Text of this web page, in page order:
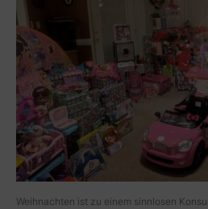
Weihnachten ist zu einem sinnlosen